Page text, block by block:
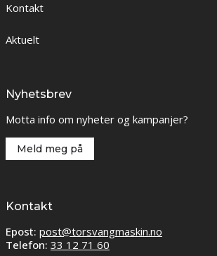
Kontakt
Aktuelt
Nyhetsbrev
Motta info om nyheter og kampanjer?
Meld meg på
Kontakt
Epost: post@torsvangmaskin.no
Telefon: 33 12 71 60